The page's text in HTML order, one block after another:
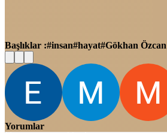
Başlıklar : insan hayat Gökhan Özcan
Yorumlar